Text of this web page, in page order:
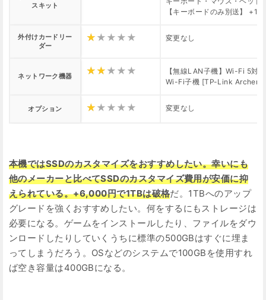
スキット
【キーボードのみ別送】
外付けカードリー
ダー
変更なし
ネットワーク機器
【無線LAN子機】Wi-Fi 5
Wi-Fi子機 [TP-Link Archer
オプション 変更なし
本機ではSSDのカスタマイズをおすすめしたい。幸いにも
他のメーカーと比べてSSDのカスタマイズ費用が安価に抑
えられている。+6,000円で1TBは破格だ。1TBへのアップ
グレードを強くおすすめしたい。何をするにもストレージは
必要になる。ゲームをインストールしたり、ファイルをダウ
ンロードしたりしていくうちに標準の500GBはすぐに埋ま
ってしまうだろう。OSなどのシステムで100GBを使用すれ
ば空き容量は400GBになる。